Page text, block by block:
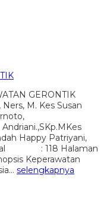
GERONTIK
M. Kes Susan
Happy Patriyani,
: 118 Halaman
Keperawatan
selengkapnya